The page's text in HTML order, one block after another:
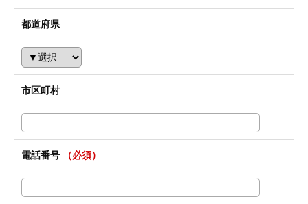
都道府県
市区町村
電話番号 （必須）